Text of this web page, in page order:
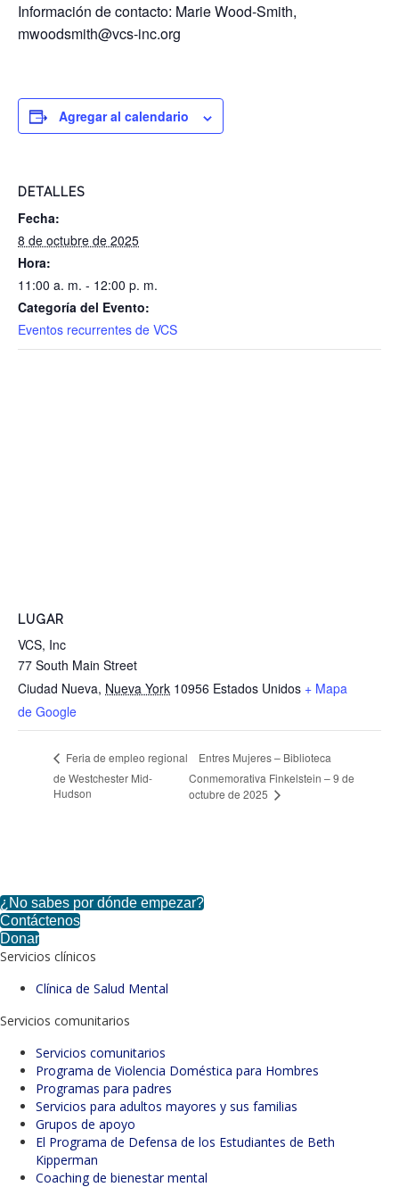
Información de contacto: Marie Wood-Smith,
mwoodsmith@vcs-inc.org
Agregar al calendario
DETALLES
Fecha:
8 de octubre de 2025
Hora:
11:00 a. m. - 12:00 p. m.
Categoría del Evento:
Eventos recurrentes de VCS
LUGAR
VCS, Inc
77 South Main Street
Ciudad Nueva, Nueva York 10956 Estados Unidos + Mapa
de Google
Feria de empleo regional
de Westchester Mid-
Hudson
Entres Mujeres – Biblioteca
Conmemorativa Finkelstein – 9 de
octubre de 2025
¿No sabes por dónde empezar?
Contáctenos
Donar
Servicios clínicos
Clínica de Salud Mental
Servicios comunitarios
Servicios comunitarios
Programa de Violencia Doméstica para Hombres
Programas para padres
Servicios para adultos mayores y sus familias
Grupos de apoyo
El Programa de Defensa de los Estudiantes de Beth
Kipperman
Coaching de bienestar mental